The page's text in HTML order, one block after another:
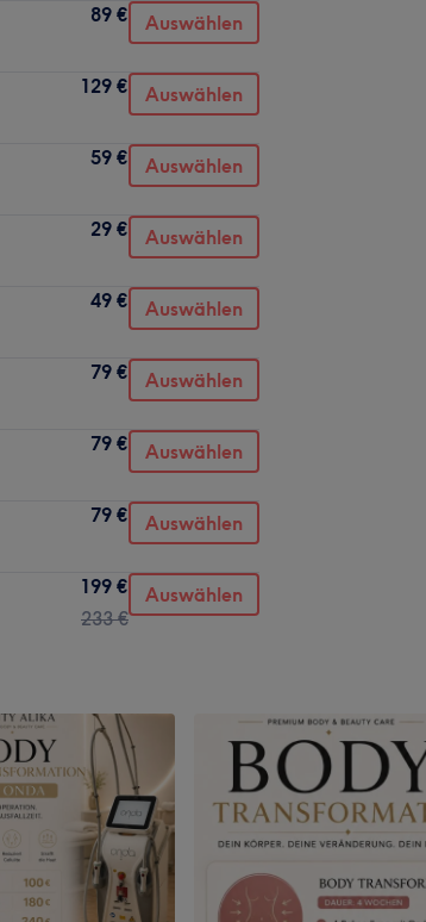
89 € Auswählen
129 € Auswählen
59 € Auswählen
29 € Auswählen
49 € Auswählen
79 € Auswählen
79 € Auswählen
79 € Auswählen
199 €
233 €
Auswählen